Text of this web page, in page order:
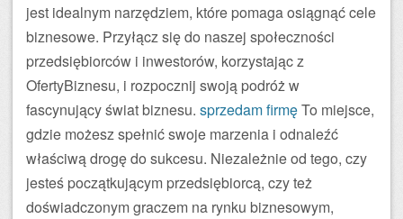
jest idealnym narzędziem, które pomaga osiągnąć cele
biznesowe. Przyłącz się do naszej społeczności
przedsiębiorców i inwestorów, korzystając z
OfertyBiznesu, i rozpocznij swoją podróż w
fascynujący świat biznesu. sprzedam firmęTo miejsce,
gdzie możesz spełnić swoje marzenia i odnaleźć
właściwą drogę do sukcesu. Niezależnie od tego, czy
jesteś początkującym przedsiębiorcą, czy też
doświadczonym graczem na rynku biznesowym,